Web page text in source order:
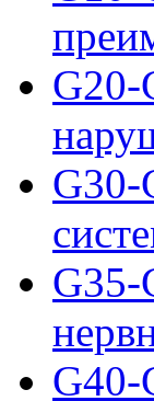
G20-
G30-
G35-
G40-